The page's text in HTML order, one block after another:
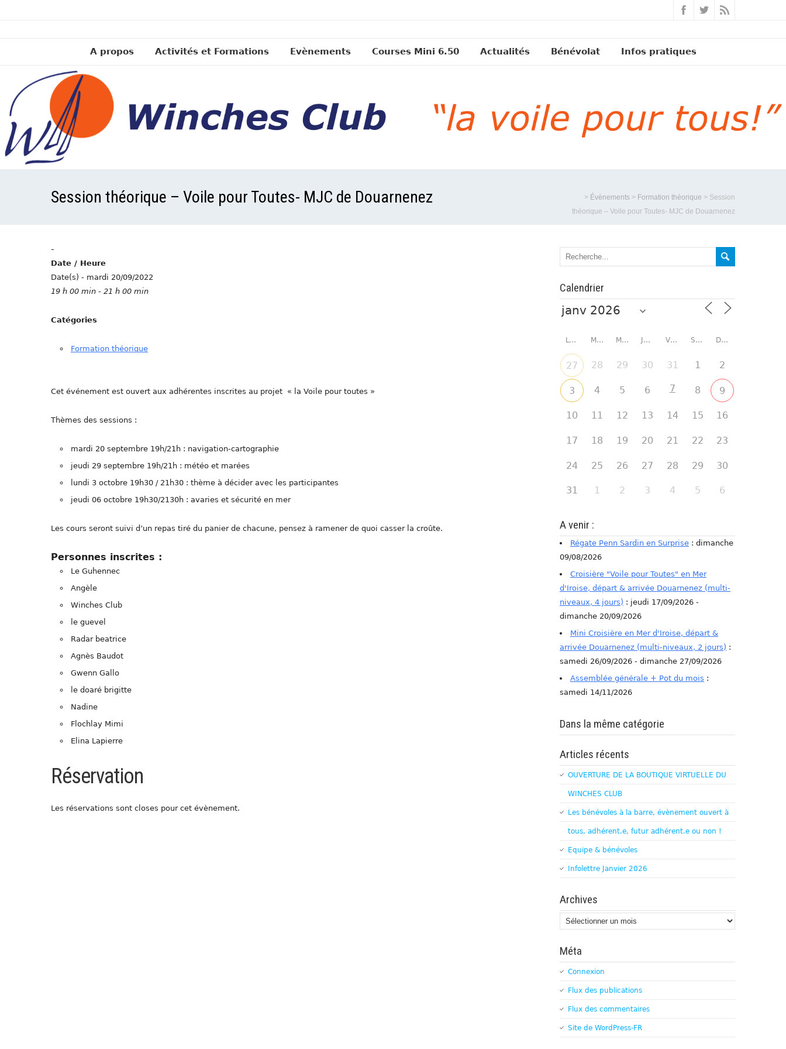
A propos Activités et Formations Evènements Courses Mini 6.50 Actualités Bénévolat Infos pratiques
Session théorique – Voile pour Toutes- MJC de Douarnenez > Évènements > Formation théorique > Session
théorique – Voile pour Toutes- MJC de Douarnenez
-
Date / Heure
Date(s) - mardi 20/09/2022
19 h 00 min - 21 h 00 min
Catégories
Formation théorique
Cet événement est ouvert aux adhérentes inscrites au projet « la Voile pour toutes »
Thèmes des sessions :
mardi 20 septembre 19h/21h : navigation-cartographie
jeudi 29 septembre 19h/21h : météo et marées
lundi 3 octobre 19h30 / 21h30 : thème à décider avec les participantes
jeudi 06 octobre 19h30/2130h : avaries et sécurité en mer
Les cours seront suivi d’un repas tiré du panier de chacune, pensez à ramener de quoi casser la croûte.
Personnes inscrites :
Le Guhennec
Angèle
Winches Club
le guevel
Radar beatrice
Agnès Baudot
Gwenn Gallo
le doaré brigitte
Nadine
Flochlay Mimi
Elina Lapierre
Réservation
Les réservations sont closes pour cet évènement.
Calendrier
LUNDI MARDI MERCREDI JEUDI VENDREDI SAMEDI DIMANCHE
27 28 29 30 31 1 2
3 4 5 6 7 8 9
10 11 12 13 14 15 16
17 18 19 20 21 22 23
24 25 26 27 28 29 30
31 1 2 3 4 5 6
A venir :
Régate Penn Sardin en Surprise : dimanche
09/08/2026
Croisière "Voile pour Toutes" en Mer
d'Iroise, départ & arrivée Douarnenez (multi-
niveaux, 4 jours) : jeudi 17/09/2026 -
dimanche 20/09/2026
Mini Croisière en Mer d'Iroise, départ &
arrivée Douarnenez (multi-niveaux, 2 jours) :
samedi 26/09/2026 - dimanche 27/09/2026
Assemblée générale + Pot du mois :
samedi 14/11/2026
Dans la même catégorie
Articles récents
OUVERTURE DE LA BOUTIQUE VIRTUELLE DU
WINCHES CLUB
Les bénévoles à la barre, évènement ouvert à
tous, adhérent.e, futur adhérent.e ou non !
Equipe & bénévoles
Infolettre Janvier 2026
Archives
Archives
Méta
Connexion
Flux des publications
Flux des commentaires
Site de WordPress-FR